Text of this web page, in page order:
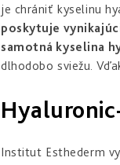
je chrániť kyselinu
poskytuje
samotná kyselina
dlhodobo sviežu.
Institut Esthederm